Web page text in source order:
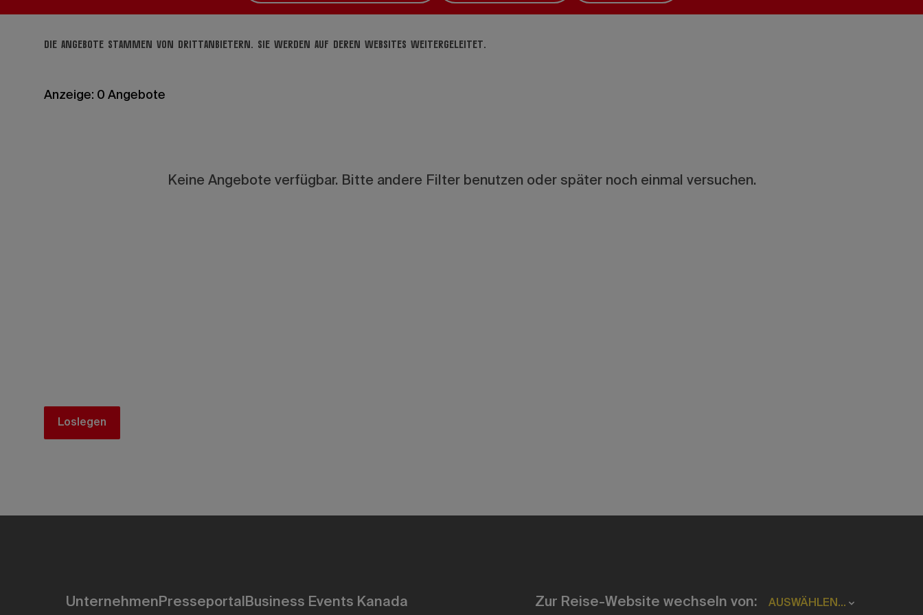
Die Angebote stammen von Drittanbietern. Sie werden auf deren Websites weitergeleitet.
Anzeige: 0 Angebote
Keine Angebote verfügbar. Bitte andere Filter benutzen oder später noch einmal versuchen.
Loslegen
UnternehmenPresseportalBusiness Events Kanada Zur Reise-Website wechseln von: AUSWÄHLEN...